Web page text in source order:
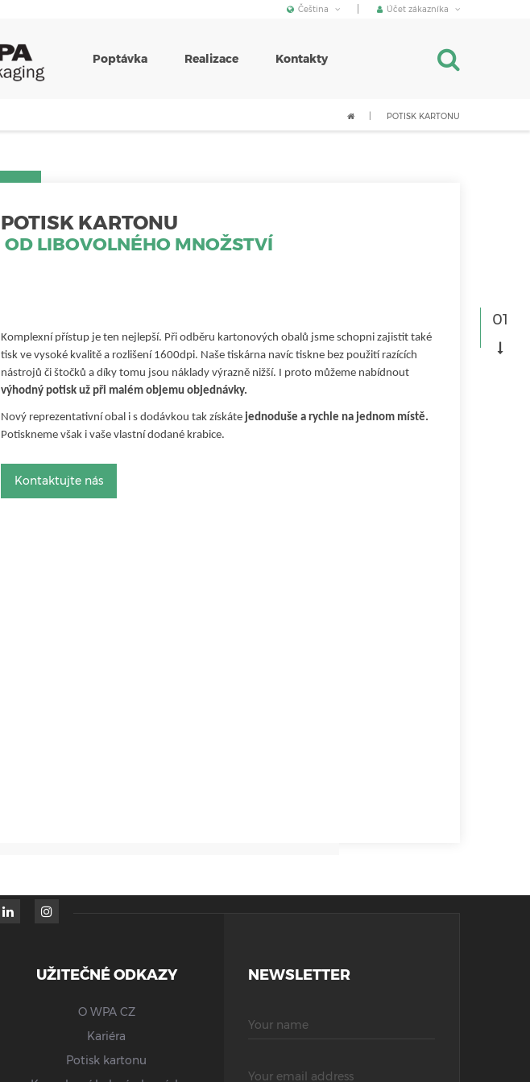
Čeština Účet zákazníka
Kontakty
Realizace
Poptávka
POTISK KARTONU
POTISK KARTONU
OD LIBOVOLNÉHO MNOŽSTVÍ
Komplexní přístup je ten nejlepší. Při odběru kartonových obalů jsme schopni zajistit také
tisk ve vysoké kvalitě a rozlišení 1600dpi. Naše tiskárna navíc tiskne bez použití razících
nástrojů či štočků a díky tomu jsou náklady výrazně nižší. I proto můžeme nabídnout
výhodný potisk už při malém objemu objednávky.
Nový reprezentativní obal i s dodávkou tak získáte jednoduše a rychle na jednom místě.
Potiskneme však i vaše vlastní dodané krabice.
Kontaktujte nás
UŽITEČNÉ ODKAZY
O WPA CZ
Kariéra
Potisk kartonu
NEWSLETTER